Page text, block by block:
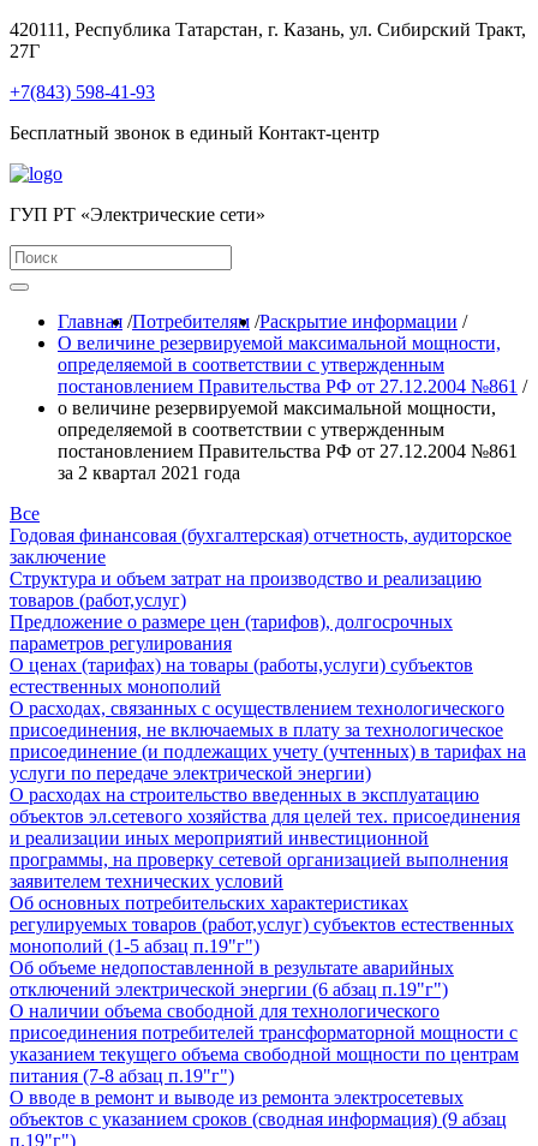
420111, Республика Татарстан, г. Казань, ул. Сибирский Тракт,
27Г
+7(843) 598-41-93
Бесплатный звонок в единый Контакт-центр
ГУП РТ «Электрические сети»
Главная /Потребителям /Раскрытие информации /
О величине резервируемой максимальной мощности,
определяемой в соответствии с утвержденным
постановлением Правительства РФ от 27.12.2004 №861 /
о величине резервируемой максимальной мощности,
определяемой в соответствии с утвержденным
постановлением Правительства РФ от 27.12.2004 №861
за 2 квартал 2021 года
Все
Годовая финансовая (бухгалтерская) отчетность, аудиторское
заключение
Структура и объем затрат на производство и реализацию
товаров (работ,услуг)
Предложение о размере цен (тарифов), долгосрочных
параметров регулирования
О ценах (тарифах) на товары (работы,услуги) субъектов
естественных монополий
О расходах, связанных с осуществлением технологического
присоединения, не включаемых в плату за технологическое
присоединение (и подлежащих учету (учтенных) в тарифах на
услуги по передаче электрической энергии)
О расходах на строительство введенных в эксплуатацию
объектов эл.сетевого хозяйства для целей тех. присоединения
и реализации иных мероприятий инвестиционной
программы, на проверку сетевой организацией выполнения
заявителем технических условий
Об основных потребительских характеристиках
регулируемых товаров (работ,услуг) субъектов естественных
монополий (1-5 абзац п.19"г")
Об объеме недопоставленной в результате аварийных
отключений электрической энергии (6 абзац п.19"г")
О наличии объема свободной для технологического
присоединения потребителей трансформаторной мощности с
указанием текущего объема свободной мощности по центрам
питания (7-8 абзац п.19"г")
О вводе в ремонт и выводе из ремонта электросетевых
объектов с указанием сроков (сводная информация) (9 абзац
п.19"г")